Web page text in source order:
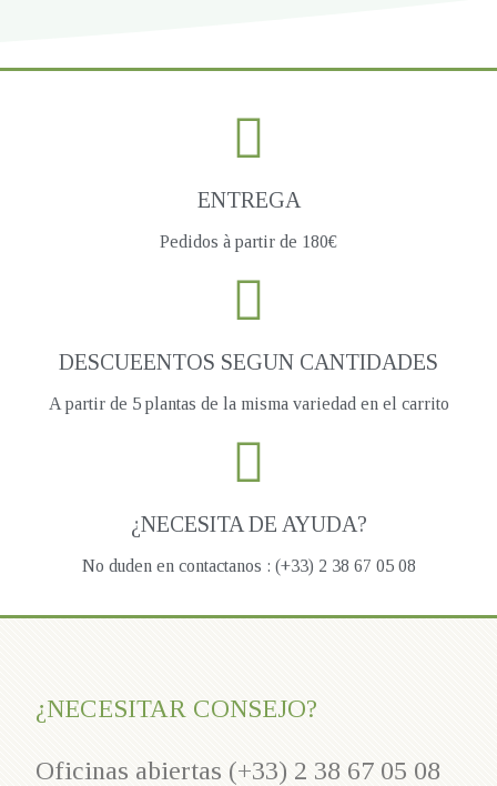
ENTREGA
Pedidos à partir de 180€
DESCUEENTOS SEGUN CANTIDADES
A partir de 5 plantas de la misma variedad en el carrito
¿NECESITA DE AYUDA?
No duden en contactanos : (+33) 2 38 67 05 08
¿NECESITAR CONSEJO?
Oficinas abiertas (+33) 2 38 67 05 08